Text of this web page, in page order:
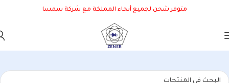
متوفر شحن لجميع أنحاء المملكة مع شركة سمسا